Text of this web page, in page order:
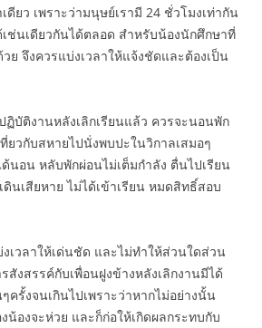
ดียว เพราะว่ามนุษย์เรามี 24 ชั่วโมงเท่ากัน
เช่นเดียวกันได้ตลอด สำหรับน้องนักศึกษาที่
ย จึงควรแบ่งเวลาให้แจ้งชัดและต้องเป็น
ฏิบัติงานหลังเลิกเรียนแล้ว ควรจะนอนพัก
ยวกับสหายไปนั่งพบปะในวิกาลเสมอๆ
ด้นอน หลับพักผ่อนไม่เต็มกำลัง ตื่นไปเรียน
ดินเสียหาย ไม่ได้เข้าเรียน หมดสิทธิ์สอบ
เวลาให้เด่นชัด และไม่ทำให้ส่วนใดส่วน
สังสรรค์กับเพื่อนฝูงข้างหลังเลิกงานมีได้
รั้งจนเกินไปเพราะว่าหากไม่อย่างนั้น
น้องจะห่วย และก็ก่อให้เกิดผลกระทบกับ